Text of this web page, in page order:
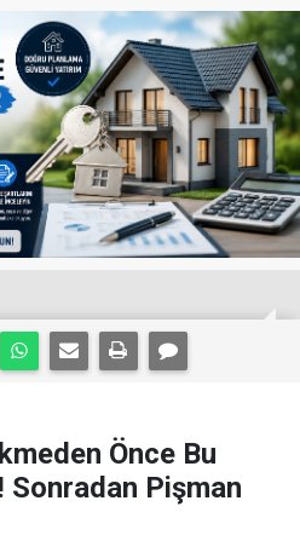
Önce Bu
Sonradan Pişman